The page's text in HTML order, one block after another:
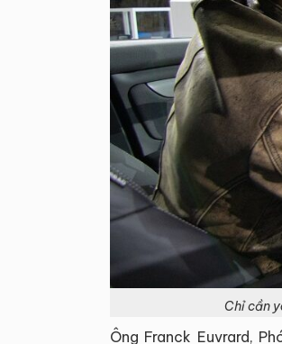
Chỉ cần
Ông Franck Euvrard,